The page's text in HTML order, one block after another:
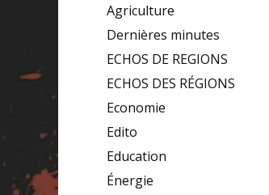
Agriculture
Dernières minutes
ECHOS DE REGIONS
ECHOS DES RÉGIONS
Economie
Edito
Education
Énergie